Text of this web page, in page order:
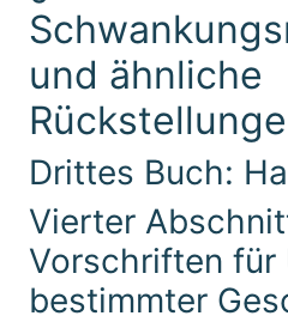
und ähnliche
Drittes Buch:
Vierter
Vorschriften für
bestimmter